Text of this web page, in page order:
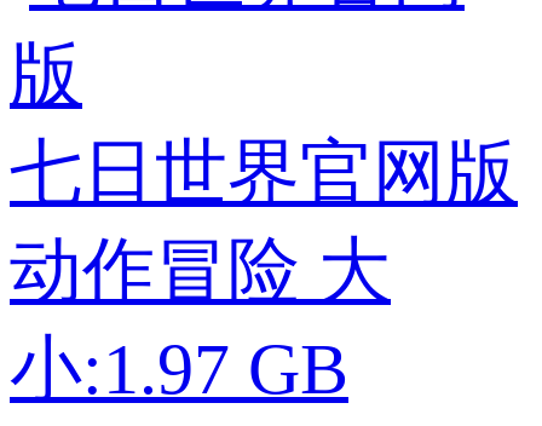
七日世界官网版
动作冒险 大
小:1.97 GB